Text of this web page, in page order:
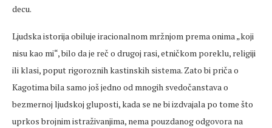
decu.
Ljudska istorija obiluje iracionalnom mržnjom prema onima „koji
nisu kao mi“, bilo da je reč o drugoj rasi, etničkom poreklu, religiji
ili klasi, poput rigoroznih kastinskih sistema. Zato bi priča o
Kagotima bila samo još jedno od mnogih svedočanstava o
bezmernoj ljudskoj gluposti, kada se ne bi izdvajala po tome što
uprkos brojnim istraživanjima, nema pouzdanog odgovora na